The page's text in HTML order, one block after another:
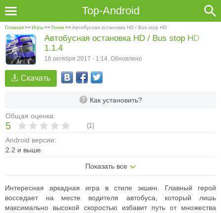
Top-Android
Главная>>Игры>>Гонки >>Автобусная остановка HD / Bus stop HD
Скачать
Как установить?
Общая оценка:
5 (1)
Android версии:
2.2 и выше
Показать все
Автобусная остановка HD / Bus stop HD
1.1.4
16 октября 2017 - 1:14. Обновлено
Интересная аркадная игра в стиле экшен. Главный герой
восседает на месте водителя автобуса, который лишь
максимально высокой скоростью избавит путь от множества